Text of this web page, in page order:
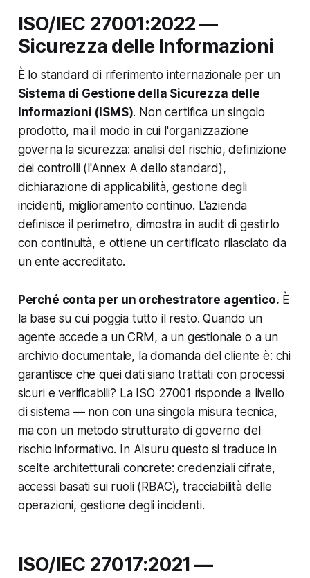
ISO/IEC 27001:2022 —
Sicurezza delle Informazioni
È lo standard di riferimento internazionale per un
Sistema di Gestione della Sicurezza delle
Informazioni (ISMS). Non certifica un singolo
prodotto, ma il modo in cui l'organizzazione
governa la sicurezza: analisi del rischio, definizione
dei controlli (l'Annex A dello standard),
dichiarazione di applicabilità, gestione degli
incidenti, miglioramento continuo. L'azienda
definisce il perimetro, dimostra in audit di gestirlo
con continuità, e ottiene un certificato rilasciato da
un ente accreditato.
Perché conta per un orchestratore agentico. È
la base su cui poggia tutto il resto. Quando un
agente accede a un CRM, a un gestionale o a un
archivio documentale, la domanda del cliente è: chi
garantisce che quei dati siano trattati con processi
sicuri e verificabili? La ISO 27001 risponde a livello
di sistema — non con una singola misura tecnica,
ma con un metodo strutturato di governo del
rischio informativo. In AIsuru questo si traduce in
scelte architetturali concrete: credenziali cifrate,
accessi basati sui ruoli (RBAC), tracciabilità delle
operazioni, gestione degli incidenti.
ISO/IEC 27017:2021 —